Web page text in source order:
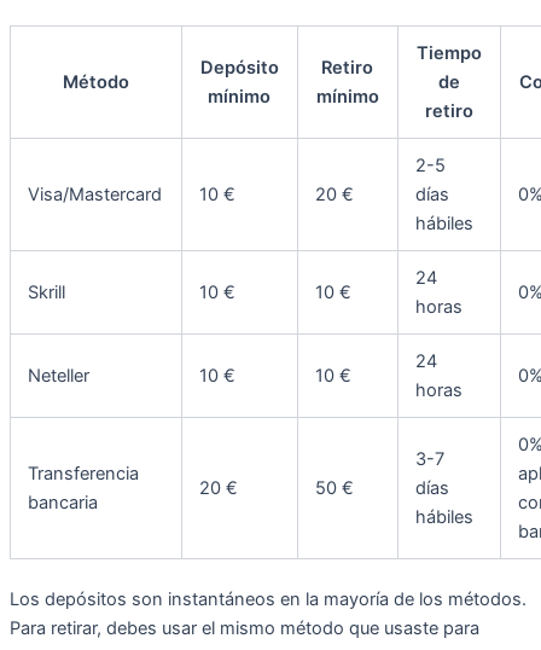
Método
Depósito
mínimo
Retiro
mínimo
Tiempo
de
retiro
Visa/Mastercard 10 € 20 €
2-5
días
hábiles
Skrill 10 € 10 €
24
horas
Neteller 10 € 10 €
24
horas
Transferencia
bancaria
20 € 50 €
3-7
días
hábiles
Los depósitos son instantáneos en la mayoría de los métodos.
Para retirar, debes usar el mismo método que usaste para